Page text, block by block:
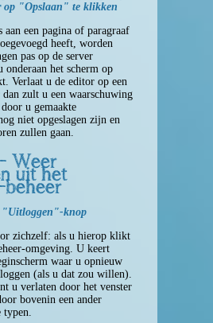
op "Opslaan" te klikken
aan een pagina of paragraaf
heeft, worden
pas op de server
onderaan het scherm op
Verlaat u de editor op een
dan zult u een waarschuwing
u gemaakte
niet opgeslagen zijn en
zullen gaan.
Weer
uit het
"Uitloggen"-knop
zichzelf: als u hierop klikt
omgeving. U keert
waar u opnieuw
(als u dat zou willen).
u verlaten door het venster
bovenin een ander